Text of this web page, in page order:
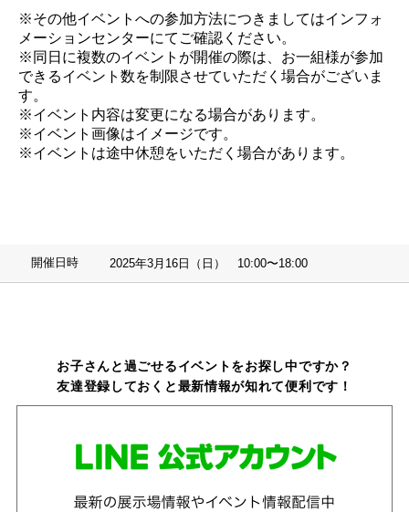
※その他イベントへの参加方法につきましてはインフォ
メーションセンターにてご確認ください。
※同日に複数のイベントが開催の際は、お一組様が参加
できるイベント数を制限させていただく場合がございま
す。
※イベント内容は変更になる場合があります。
※イベント画像はイメージです。
※イベントは途中休憩をいただく場合があります。
開催日時 2025年3月16日（日） 10:00〜18:00
お子さんと過ごせるイベントをお探し中ですか？
友達登録しておくと最新情報が知れて便利です！